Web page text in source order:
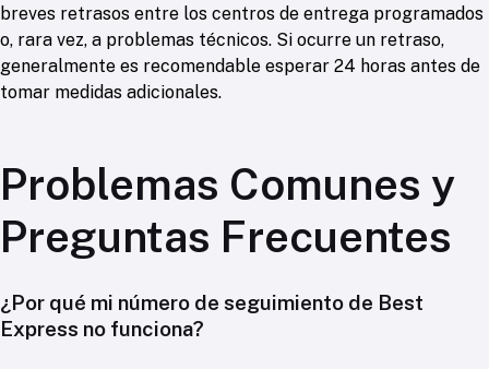
breves retrasos entre los centros de entrega programados
o, rara vez, a problemas técnicos. Si ocurre un retraso,
generalmente es recomendable esperar 24 horas antes de
tomar medidas adicionales.
Problemas Comunes y
Preguntas Frecuentes
¿Por qué mi número de seguimiento de Best
Express no funciona?